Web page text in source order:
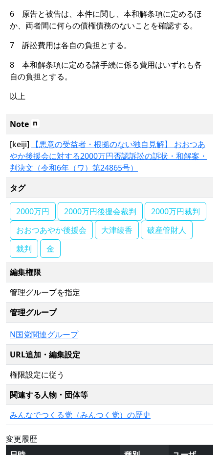
6 原告と被告は、本件に関し、本和解条項に定めるほ
か、両者間に何らの債権債務のないことを確認する。
7 訴訟費用は各自の負担とする。
8 本和解条項に定める諸手続に係る費用はいずれも各
自の負担とする。
以上
Note
[keiji]
【悪意の受益者・根拠のない独自見解】 おおつあ
やか後援会に対する2000万円否認訴訟の訴状・和解案・
判決文（令和6年（ワ）第24865号）
タグ
2000万円 2000万円後援会裁判
2000万円裁判
おおつあやか後援会
大津綾香
破産管財人
裁判
金
編集権限
管理グループを指定
管理グループ
N国党関連グループ
URL追加・編集設定
権限設定に従う
関連する人物・団体等
みんなでつくる党（みんつく党）の歴史
変更履歴